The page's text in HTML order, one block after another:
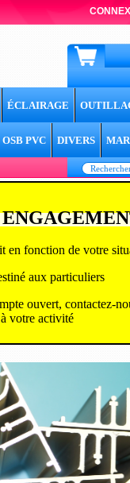
ÉCLAIRAGE
PVC DIVERS
en fonction de votre
aux particuliers
ouvert, contactez-
votre activité